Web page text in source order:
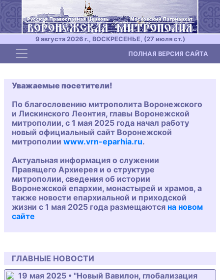
9 августа 2026 г., ВОСКРЕСЕНЬЕ, (27 июля ст.)
Toggle navigation ПОЛНАЯ ВЕРСИЯ САЙТА
Уважаемые посетители!
По благословению митрополита Воронежского
и Лискинского Леонтия, главы Воронежской
митрополии, с 1 мая 2025 года начал работу
новый официальный сайт Воронежской
митрополии www.vrn-eparhia.ru.
Актуальная информация о служении
Правящего Архиерея и о структуре
митрополии, сведения об истории
Воронежской епархии, монастырей и храмов, а
также новости епархиальной и приходской
жизни с 1 мая 2025 года размещаются на новом
сайте
ГЛАВНЫЕ НОВОСТИ
19 мая 2025 • "Новый Вавилон, глобализация